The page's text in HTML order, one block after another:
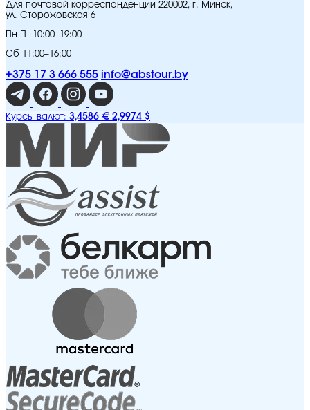
Для почтовой корреспонденции 220002, г. Минск,
ул. Сторожовская 6
Пн-Пт 10:00–19:00
Сб 11:00–16:00
+375 17 3 666 555 info@abstour.by
Курсы валют: 3,4586 € 2,9974 $